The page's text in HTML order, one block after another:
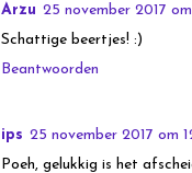
Arzu 25 november 2017 om
Schattige beertjes! :)
Beantwoorden
ips 25 november 2017 om
Poeh, gelukkig is het